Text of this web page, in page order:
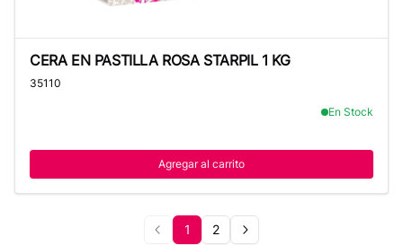
CERA EN PASTILLA ROSA STARPIL 1 KG
35110
En Stock
Agregar al carrito
1 2